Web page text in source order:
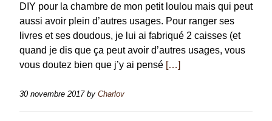
DIY pour la chambre de mon petit loulou mais qui peut
aussi avoir plein d’autres usages. Pour ranger ses
livres et ses doudous, je lui ai fabriqué 2 caisses (et
quand je dis que ça peut avoir d’autres usages, vous
vous doutez bien que j’y ai pensé […]
30 novembre 2017by Charlov